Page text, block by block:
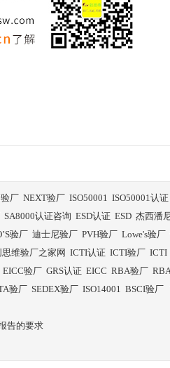
厂 NEXT验厂 ISO50001 ISO50001认证
SA8000认证咨询 ESD认证 ESD 杰西潘
验厂 迪士尼验厂 PVH验厂 Lowe's验厂
思维验厂之家网 ICTI认证 ICTI验厂 ICTI
EICC验厂 GRS认证 EICC RBA验厂
验厂 SEDEX验厂 ISO14001 BSCI验厂
告的要求